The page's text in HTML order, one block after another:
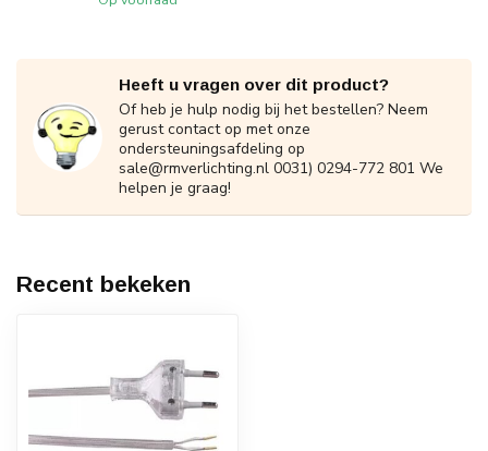
Heeft u vragen over dit product?
Of heb je hulp nodig bij het bestellen? Neem
gerust contact op met onze
ondersteuningsafdeling op
sale@rmverlichting.nl 0031) 0294-772 801 We
helpen je graag!
Recent bekeken